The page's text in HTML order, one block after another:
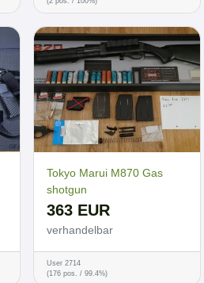
Tokyo Marui M870 Gas
shotgun
363 EUR
verhandelbar
User 2714
(176 pos. / 99.4%)